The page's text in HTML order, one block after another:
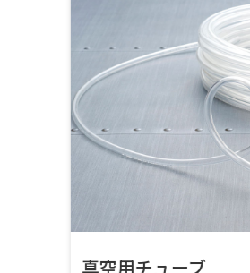
真空用チューブ